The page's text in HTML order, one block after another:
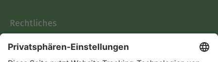
Rechtliches
AGB